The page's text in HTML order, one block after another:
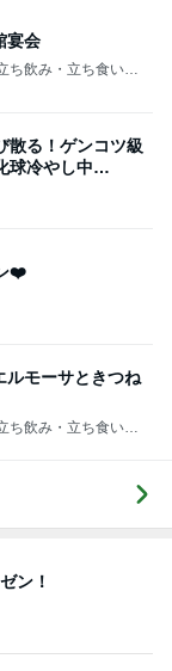
宴会
ち飲み・立ち食いそ
散る！ゲンコツ級
球冷やし中
❤️
ルモーサときつね
ち飲み・立ち食いそ
ン！